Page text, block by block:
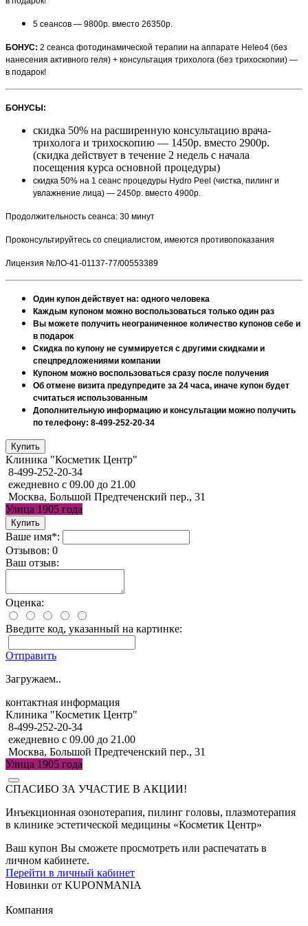
5 сеансов — 9800р. вместо 26350р.
БОНУС: 2 сеанса фотодинамической терапии на аппарате Heleo4 (без
нанесения активного геля) + консультация трихолога (без трихоскопии) —
в подарок!
БОНУСЫ:
скидка 50% на расширенную консультацию врача-
трихолога и трихоскопию — 1450р. вместо 2900р.
(скидка действует в течение 2 недель с начала
посещения курса основной процедуры)
скидка 50% на 1 сеанс процедуры Hydro Peel (чистка, пилинг и
увлажнение лица) — 2450р. вместо 4900р.
Продолжительность сеанса: 30 минут
Проконсультируйтесь со специалистом, имеются противопоказания
Лицензия №ЛО-41-01137-77/00553389
Один купон действует на: одного человека
Каждым купоном можно воспользоваться только один раз
Вы можете получить неограниченное количество купонов себе и
в подарок
Скидка по купону не суммируется с другими скидками и
спецпредложениями компании
Купоном можно воспользоваться сразу после получения
Об отмене визита предупредите за 24 часа, иначе купон будет
считаться использованным
Дополнительную информацию и консультации можно получить
по телефону: 8-499-252-20-34
Клиника "Косметик Центр"
8-499-252-20-34
ежедневно с 09.00 до 21.00
Москва, Большой Предтеченский пер., 31
Улица 1905 года
Ваше имя*:
Отзывов: 0
Ваш отзыв:
Оценка:
Введите код, указанный на картинке:
Отправить
Загружаем..
контактная информация
Клиника "Косметик Центр"
8-499-252-20-34
ежедневно с 09.00 до 21.00
Москва, Большой Предтеченский пер., 31
Улица 1905 года
СПАСИБО ЗА УЧАСТИЕ В АКЦИИ!
Инъекционная озонотерапия, пилинг головы, плазмотерапия
в клинике эстетической медицины «Косметик Центр»
Ваш купон Вы сможете просмотреть или распечатать в
личном кабинете.
Перейти в личный кабинет
Новинки от KUPONMANIA
Компания